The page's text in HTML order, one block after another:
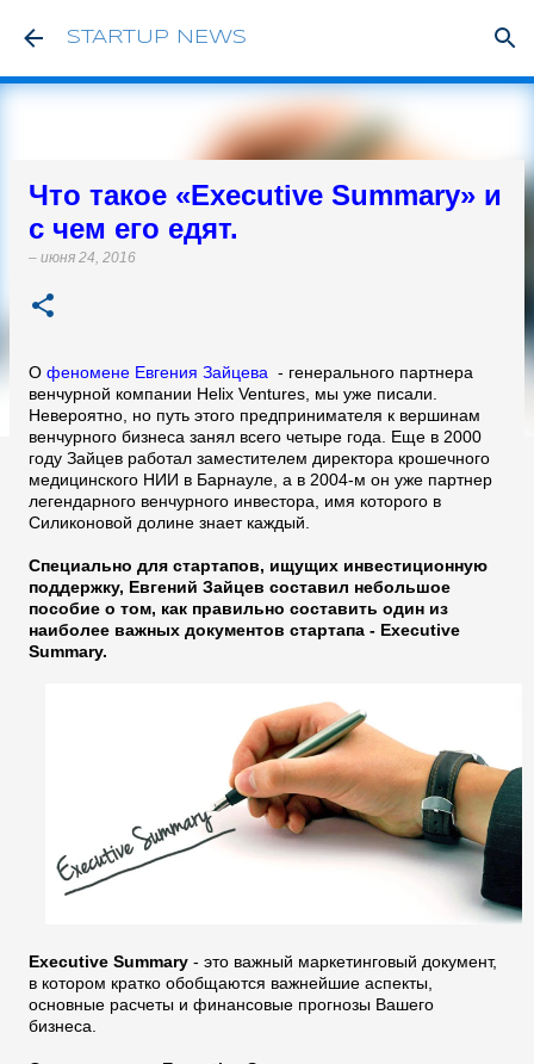
К основному контенту
STARTUP NEWS
Что такое «Executive Summary» и
с чем его едят.
– июня 24, 2016
О феномене Евгения Зайцева - генерального партнера
венчурной компании Helix Ventures, мы уже писали.
Невероятно, но путь этого предпринимателя к вершинам
венчурного бизнеса занял всего четыре года. Еще в 2000
году Зайцев работал заместителем директора крошечного
медицинского НИИ в Барнауле, а в 2004-м он уже партнер
легендарного венчурного инвестора, имя которого в
Силиконовой долине знает каждый.
Специально для стартапов, ищущих инвестиционную
поддержку, Евгений Зайцев составил небольшое
пособие о том, как правильно составить один из
наиболее важных документов стартапа - Executive
Summary.
Executive Summary - это важный маркетинговый документ,
в котором кратко обобщаются важнейшие аспекты,
основные расчеты и финансовые прогнозы Вашего
бизнеса.